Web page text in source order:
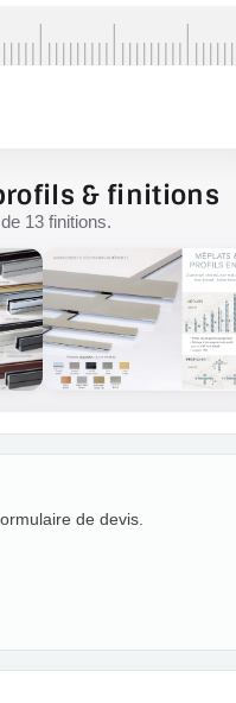
& finitions
13 finitions.
de devis.